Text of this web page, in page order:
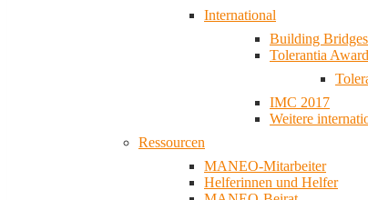
International
Building Bridges
Tolerantia
IMC 2017
Weitere
Ressourcen
MANEO-Mitarbeiter
Helferinnen und Helfer